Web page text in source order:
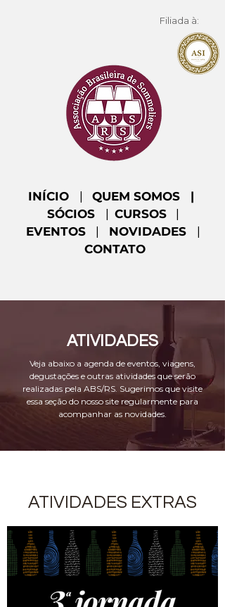
Filiada à:
INÍCIO QUEM SOMOS |
SÓCIOS
CURSOS
EVENTOS
NOVIDADES
CONTATO
ATIVIDADES
Veja abaixo a agenda de eventos, viagens,
degustações e outras atividades que serão
realizadas pela ABS/RS. Sugerimos que visite
essa seção do nosso site regularmente para
acompanhar as novidades.
ATIVIDADES EXTRAS